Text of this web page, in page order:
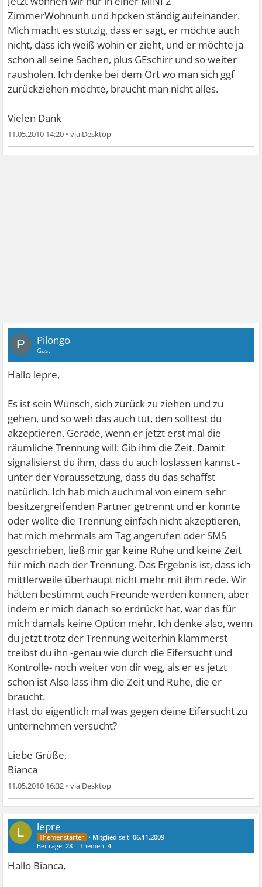
ZimmerWohnunh und hpcken ständig aufeinander.
Mich macht es stutzig, dass er sagt, er möchte auch
nicht, dass ich weiß wohin er zieht, und er möchte ja
schon all seine Sachen, plus GEschirr und so weiter
rausholen. Ich denke bei dem Ort wo man sich ggf
zurückziehen möchte, braucht man nicht alles.
Vielen Dank
11.05.2010 14:20 •
P Pilongo
Gast
Hallo lepre,
Es ist sein Wunsch, sich zurück zu ziehen und zu
gehen, und so weh das auch tut, den solltest du
akzeptieren. Gerade, wenn er jetzt erst mal die
räumliche Trennung will: Gib ihm die Zeit. Damit
signalisierst du ihm, dass du auch loslassen kannst -
unter der Voraussetzung, dass du das schaffst
natürlich. Ich hab mich auch mal von einem sehr
besitzergreifenden Partner getrennt und er konnte
oder wollte die Trennung einfach nicht akzeptieren,
hat mich mehrmals am Tag angerufen oder SMS
geschrieben, ließ mir gar keine Ruhe und keine Zeit
für mich nach der Trennung. Das Ergebnis ist, dass ich
mittlerweile überhaupt nicht mehr mit ihm rede. Wir
hätten bestimmt auch Freunde werden können, aber
indem er mich danach so erdrückt hat, war das für
mich damals keine Option mehr. Ich denke also, wenn
du jetzt trotz der Trennung weiterhin klammerst
treibst du ihn -genau wie durch die Eifersucht und
Kontrolle- noch weiter von dir weg, als er es jetzt
schon istAlso lass ihm die Zeit und Ruhe, die er
braucht.
Hast du eigentlich mal was gegen deine Eifersucht zu
unternehmen versucht?
Liebe Grüße,
Bianca
11.05.2010 16:32 •
L lepre
• Mitglied seit:06.11.2009
Beiträge:28 Themen:4
Hallo Bianca,